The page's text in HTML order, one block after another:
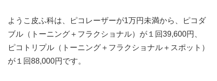
ようこ皮ふ科は、ピコレーザーが1万円未満から、ピコダ
ブル（トーニング＋フラクショナル）が１回39,600円、
ピコトリプル（トーニング＋フラクショナル＋スポット）
が１回88,000円です。